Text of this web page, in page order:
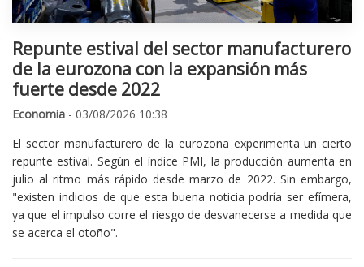
Repunte estival del sector manufacturero
de la eurozona con la expansión más
fuerte desde 2022
Economia - 03/08/2026 10:38
El sector manufacturero de la eurozona experimenta un cierto
repunte estival. Según el índice PMI, la producción aumenta en
julio al ritmo más rápido desde marzo de 2022. Sin embargo,
"existen indicios de que esta buena noticia podría ser efímera,
ya que el impulso corre el riesgo de desvanecerse a medida que
se acerca el otoño".